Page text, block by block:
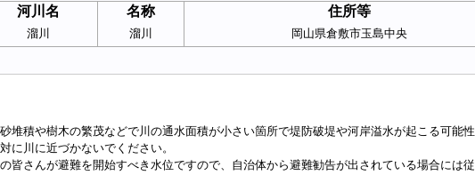
河川名 名称 住所等
溜川 溜川 岡山県倉敷市玉島中央
堆積や樹木の繁茂などで川の通水面積が小さい箇所で堤防破堤や河岸溢水が起こる可能性
に川に近づかないでください。
皆さんが避難を開始すべき水位ですので、自治体から避難勧告が出されている場合には従